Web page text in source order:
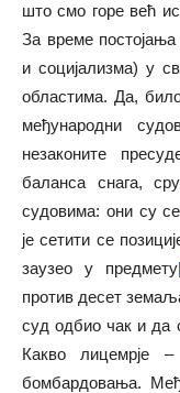
што смо горе већ
За време
и социјализма) у
областима. Да,
међународни
незаконите
баланса снага,
судовима: они су
је сетити се
заузео у предмету
против десет
суд одбио чак и да
Какво лицемрје
бомбардовања.